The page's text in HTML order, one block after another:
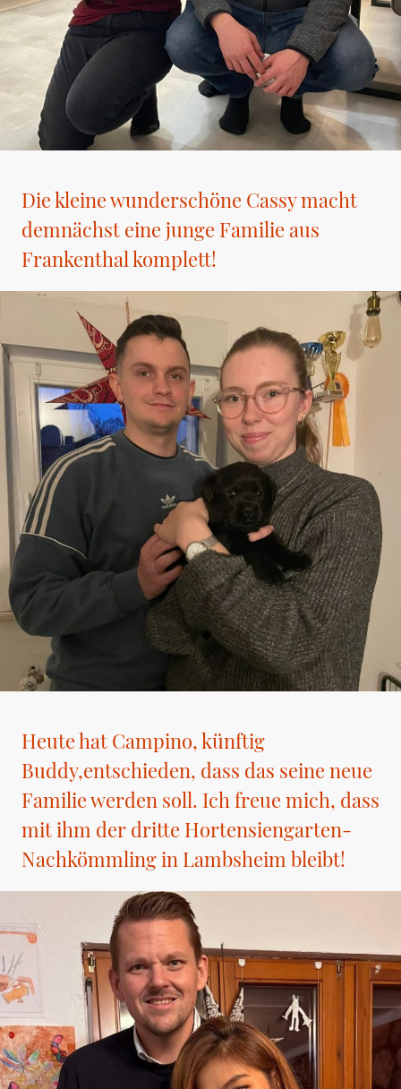
Die kleine wunderschöne Cassy macht
demnächst eine junge Familie aus
Frankenthal komplett!
Heute hat Campino, künftig
Buddy,entschieden, dass das seine neue
Familie werden soll. Ich freue mich, dass
mit ihm der dritte Hortensiengarten-
Nachkömmling in Lambsheim bleibt!